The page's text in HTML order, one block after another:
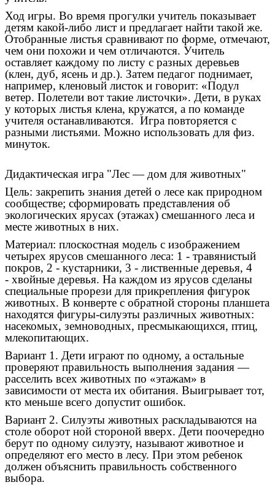
Ход игры. Во время прогулки учитель показывает
детям какой-либо лист и предлагает найти такой же.
Отобранные листья сравнивают по форме, отмечают,
чем они похожи и чем отличаются. Учитель
оставляет каждому по листу с разных деревьев
(клен, дуб, ясень и др.). Затем педагог поднимает,
например, кленовый листок и говорит: «Подул
ветер. Полетели вот такие листочки». Дети, в руках
у которых листья клена, кружатся, а по команде
учителя останавливаются. Игра повторяется с
разными листьями. Можно использовать для физ.
минуток.
Дидактическая игра "Лес — дом для животных"
Цель: закрепить знания детей о лесе как природном
сообществе; сформировать представления об
экологических ярусах (этажах) смешанного леса и
месте животных в них.
Материал: плоскостная модель с изображением
четырех ярусов смешанного леса: 1 - травянистый
покров, 2 - кустарники, 3 - лиственные деревья, 4
- хвойные деревья. На каждом из ярусов сделаны
специальные прорези для прикрепления фигурок
животных. В конверте с обратной стороны планшета
находятся фигуры-силуэты различных животных:
насекомых, земноводных, пресмыкающихся, птиц,
млекопитающих.
Вариант 1. Дети играют по одному, а остальные
проверяют правильность выполнения задания —
расселить всех животных по «этажам» в
зависимости от места их обитания. Выигрывает тот,
кто меньше всего допустит ошибок.
Вариант 2. Силуэты животных раскладываются на
столе оборот ной стороной вверх. Дети поочередно
берут по одному силуэту, называют животное и
определяют его место в лесу. При этом ребенок
должен объяснить правильность собственного
выбора.